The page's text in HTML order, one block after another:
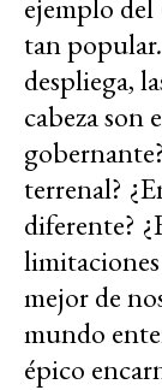
ejemplo del
tan popular.
despliega,
cabeza son
terrenal?
diferente?
mejor de
mundo
épico